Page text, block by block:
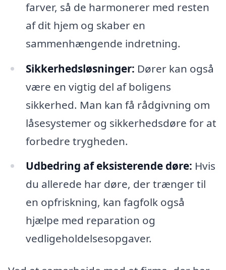
farver, så de harmonerer med resten
af dit hjem og skaber en
sammenhængende indretning.
Sikkerhedsløsninger: Dører kan også
være en vigtig del af boligens
sikkerhed. Man kan få rådgivning om
låsesystemer og sikkerhedsdøre for at
forbedre trygheden.
Udbedring af eksisterende døre: Hvis
du allerede har døre, der trænger til
en opfriskning, kan fagfolk også
hjælpe med reparation og
vedligeholdelsesopgaver.